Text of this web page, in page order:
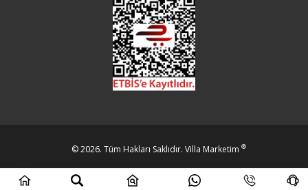
© 2026. Tüm Hakları Saklıdır. Villa Marketim ®